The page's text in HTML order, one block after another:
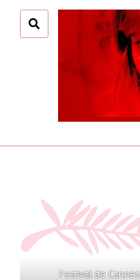
Festival de Cannes